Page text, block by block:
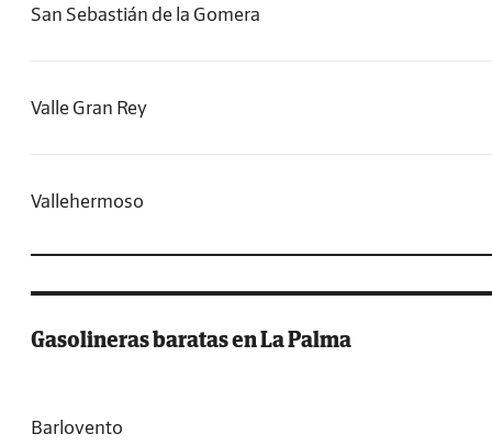
San Sebastián de la Gomera
Valle Gran Rey
Vallehermoso
Gasolineras baratas en La Palma
Barlovento